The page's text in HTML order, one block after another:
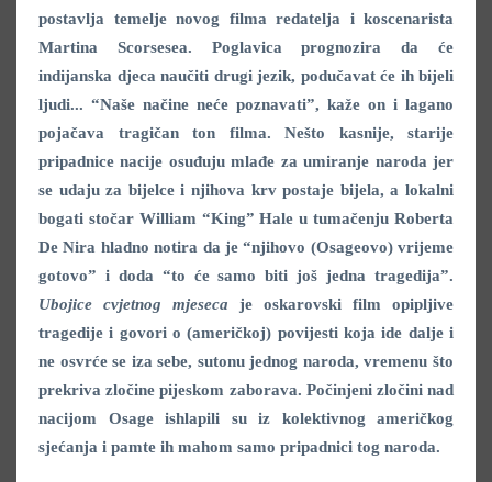
postavlja temelje novog filma redatelja i koscenarista
Martina Scorsesea. Poglavica prognozira da će
indijanska djeca naučiti drugi jezik, podučavat će ih bijeli
ljudi... “Naše načine neće poznavati”, kaže on i lagano
pojačava tragičan ton filma. Nešto kasnije, starije
pripadnice nacije osuđuju mlađe za umiranje naroda jer
se udaju za bijelce i njihova krv postaje bijela, a lokalni
bogati stočar William “King” Hale u tumačenju Roberta
De Nira hladno notira da je “njihovo (Osageovo) vrijeme
gotovo” i doda “to će samo biti još jedna tragedija”.
Ubojice cvjetnog mjeseca je oskarovski film opipljive
tragedije i govori o (američkoj) povijesti koja ide dalje i
ne osvrće se iza sebe, sutonu jednog naroda, vremenu što
prekriva zločine pijeskom zaborava. Počinjeni zločini nad
nacijom Osage ishlapili su iz kolektivnog američkog
sjećanja i pamte ih mahom samo pripadnici tog naroda.